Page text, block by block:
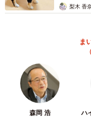
性に優れるなど、酒造
すいことから一時は生
になってよみがえらせ
ず、岡山県産が95％を
たいところは多く、雄
14回目の今年、全国
るファンが詰めかけた。
梨木 香
ま
森岡 浩 ハ